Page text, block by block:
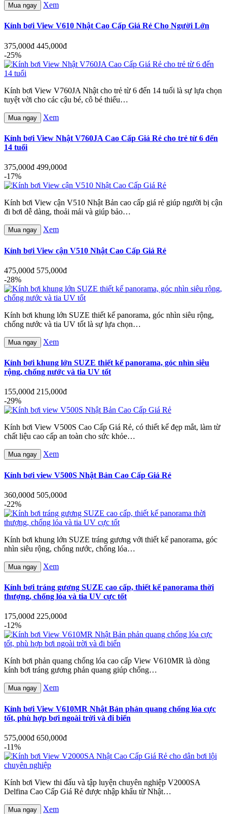
Mua ngay Xem
Kính bơi View V610 Nhật Cao Cấp Giá Rẻ Cho Người Lớn
375,000đ 445,000đ
-25%
Kính bơi View V760JA Nhật cho trẻ từ 6 đến 14 tuổi là sự lựa chọn
tuyệt vời cho các cậu bé, cô bé thiếu…
Mua ngay Xem
Kính bơi View Nhật V760JA Cao Cấp Giá Rẻ cho trẻ từ 6 đến
14 tuổi
375,000đ 499,000đ
-17%
Kính bơi View cận V510 Nhật Bản cao cấp giá rẻ giúp người bị cận
đi bơi dễ dàng, thoải mái và giúp bảo…
Mua ngay Xem
Kính bơi View cận V510 Nhật Cao Cấp Giá Rẻ
475,000đ 575,000đ
-28%
Kính bơi khung lớn SUZE thiết kế panorama, góc nhìn siêu rộng,
chống nước và tia UV tốt là sự lựa chọn…
Mua ngay Xem
Kính bơi khung lớn SUZE thiết kế panorama, góc nhìn siêu
rộng, chống nước và tia UV tốt
155,000đ 215,000đ
-29%
Kính bơi View V500S Cao Cấp Giá Rẻ, có thiết kế đẹp mắt, làm từ
chất liệu cao cấp an toàn cho sức khỏe…
Mua ngay Xem
Kính bơi view V500S Nhật Bản Cao Cấp Giá Rẻ
360,000đ 505,000đ
-22%
Kính bơi khung lớn SUZE tráng gương với thiết kế panorama, góc
nhìn siêu rộng, chống nước, chống lóa…
Mua ngay Xem
Kính bơi tráng gương SUZE cao cấp, thiết kế panorama thời
thượng, chống lóa và tia UV cực tốt
175,000đ 225,000đ
-12%
Kính bơi phản quang chống lóa cao cấp View V610MR là dòng
kính bơi tráng gương phản quang giúp chống…
Mua ngay Xem
Kính bơi View V610MR Nhật Bản phản quang chống lóa cực
tốt, phù hợp bơi ngoài trời và đi biển
575,000đ 650,000đ
-11%
Kính bơi View thi đấu và tập luyện chuyên nghiệp V2000SA
Delfina Cao Cấp Giá Rẻ được nhập khẩu từ Nhật…
Mua ngay Xem